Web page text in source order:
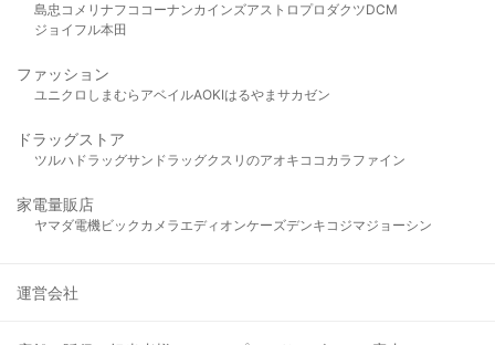
島忠 コメリ ナフコ コーナンカインズアストロプロダクツDCM
ジョイフル本田
ファッション
ユニクロ しまむら アベイルAOKIはるやま サカゼン
ドラッグストア
ツルハドラッグサンドラッグクスリのアオキ ココカラファイン
家電量販店
ヤマダ電機ビックカメラ エディオンケーズデンキ コジマジョーシン
運営会社